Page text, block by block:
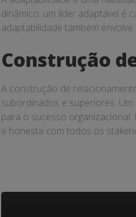
dinâmico, um líder adaptável é
adaptabilidade também
Construção
A construção de
subordinados e superiores.
para o sucesso
e honesta com todos os